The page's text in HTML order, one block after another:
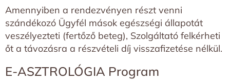
Amennyiben a rendezvényen részt venni
szándékozó Ügyfél mások egészségi állapotát
veszélyezteti (fertőző beteg), Szolgáltató felkérheti
őt a távozásra a részvételi díj visszafizetése nélkül.
E-ASZTROLÓGIA Program